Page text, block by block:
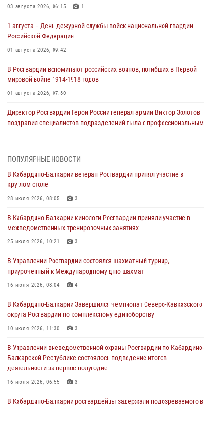
03 августа 2026, 06:15 1
1 августа – День дежурной службы войск национальной гвардии
Российской Федерации
01 августа 2026, 09:42
В Росгвардии вспоминают российских воинов, погибших в Первой
мировой войне 1914-1918 годов
01 августа 2026, 07:30
Директор Росгвардии Герой России генерал армии Виктор Золотов
поздравил специалистов подразделений тыла с профессиональным
направлении
31 июля 2026, 09:22
генерала армии Виктора Золотова с заместителем полномочного
представителя Президента Российской Федерации в Северо-
Кавказском федеральном округе Виталием Кузнецовым
Управление Росгвардии по Кабардино-Балкарской Республике
информирует
В Кабардино-Балкарии нештатные инструктора подразделений
Росгвардии отработали профессиональные навыки
ПОПУЛЯРНЫЕ НОВОСТИ
В Кабардино-Балкарии ветеран Росгвардии принял участие в
круглом столе
28 июля 2026, 08:05 3
В Кабардино-Балкарии кинологи Росгвардии приняли участие в
межведомственных тренировочных занятиях
25 июля 2026, 10:21 3
В Управлении Росгвардии состоялся шахматный турнир,
приуроченный к Международному дню шахмат
16 июля 2026, 08:04 4
В Кабардино-Балкарии Завершился чемпионат Северо-Кавказского
округа Росгвардии по комплексному единоборству
10 июля 2026, 11:30 3
В Управлении вневедомственной охраны Росгвардии по Кабардино-
Балкарской Республике состоялось подведение итогов
деятельности за первое полугодие
16 июля 2026, 06:55 3
В Кабардино-Балкарии росгвардейцы задержали подозреваемого в